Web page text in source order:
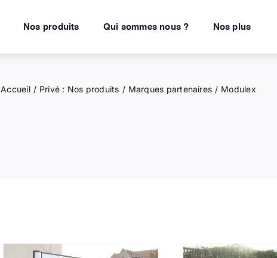
Nos produits Qui sommes nous ? Nos plus
Accueil Privé : Nos produits Marques partenaires Modulex